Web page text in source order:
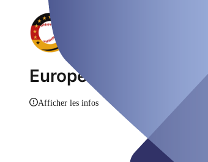
European Baseball
Afficher les infos